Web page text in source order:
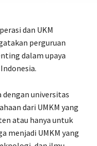
dan UKM
perguruan
dalam upaya
universitas
dari UMKM yang
atau hanya untuk
menjadi UMKM yang